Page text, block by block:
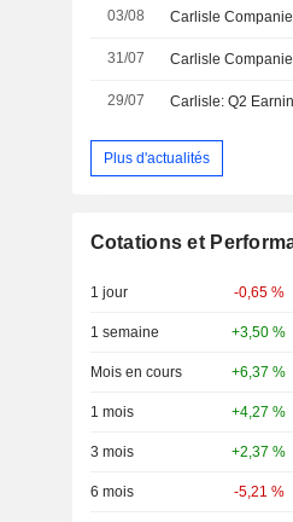
03/08 Carlisle
31/07 Carlisle
29/07 Carlisle: Q2
Plus d'actualités
Cotations et
1 jour -0,65 %
1 semaine +3,50 %
Mois en cours +6,37 %
1 mois +4,27 %
3 mois +2,37 %
6 mois -5,21 %